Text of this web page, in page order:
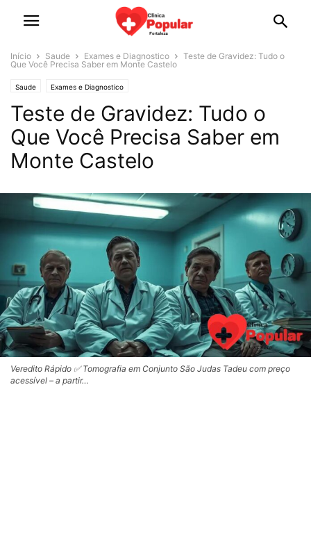
Início Saude Exames e Diagnostico
Teste de Gravidez: Tudo o
Que Você Precisa Saber em Monte Castelo
Saude Exames e Diagnostico
Teste de Gravidez: Tudo o
Que Você Precisa Saber em
Monte Castelo
Veredito Rápido ✅ Tomografia em Conjunto São Judas Tadeu com preço
acessível – a partir…